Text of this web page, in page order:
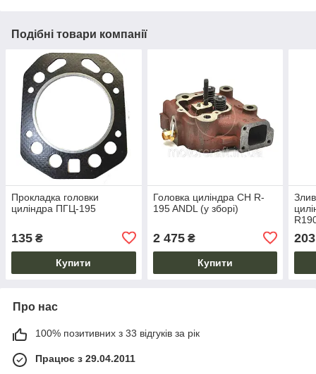
Подібні товари компанії
Прокладка головки
циліндра ПГЦ-195
135 ₴
Купити
Головка циліндра CH R-
195 ANDL (у зборі)
2 475₴
Купити
203
Про нас
100% позитивних з 33 відгуків за рік
Працює з 29.04.2011